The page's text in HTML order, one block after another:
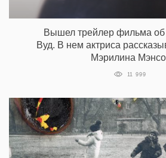
Вышел трейлер фильма
Вуд. В нем актриса
Мэрилина
11 999